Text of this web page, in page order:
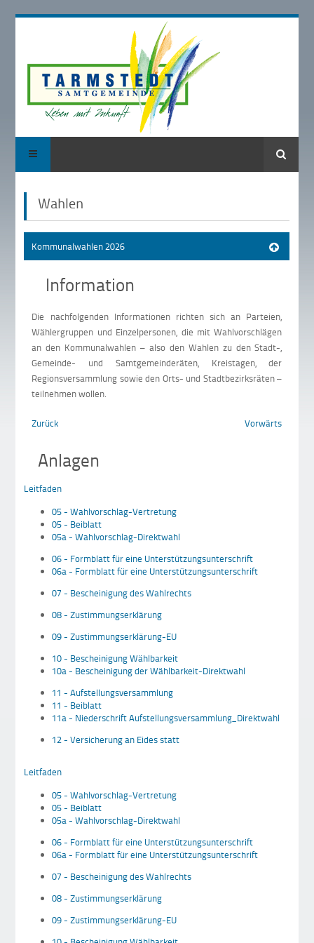
Suche
Wahlen
Kommunalwahlen 2026
Information
Die nachfolgenden Informationen richten sich an Parteien,
Wählergruppen und Einzelpersonen, die mit Wahlvorschlägen
an den Kommunalwahlen – also den Wahlen zu den Stadt-,
Gemeinde- und Samtgemeinderäten, Kreistagen, der
Regionsversammlung sowie den Orts- und Stadtbezirksräten –
teilnehmen wollen.
Zurück Vorwärts
Anlagen
Leitfaden
05 - Wahlvorschlag-Vertretung
05 - Beiblatt
05a - Wahlvorschlag-Direktwahl
06 - Formblatt für eine Unterstützungsunterschrift
06a - Formblatt für eine Unterstützungsunterschrift
07 - Bescheinigung des Wahlrechts
08 - Zustimmungserklärung
09 - Zustimmungserklärung-EU
10 - Bescheinigung Wählbarkeit
10a - Bescheinigung der Wählbarkeit-Direktwahl
11 - Aufstellungsversammlung
11 - Beiblatt
11a - Niederschrift Aufstellungsversammlung_Direktwahl
12 - Versicherung an Eides statt
Leitfaden
05 - Wahlvorschlag-Vertretung
05 - Beiblatt
05a - Wahlvorschlag-Direktwahl
06 - Formblatt für eine Unterstützungsunterschrift
06a - Formblatt für eine Unterstützungsunterschrift
07 - Bescheinigung des Wahlrechts
08 - Zustimmungserklärung
09 - Zustimmungserklärung-EU